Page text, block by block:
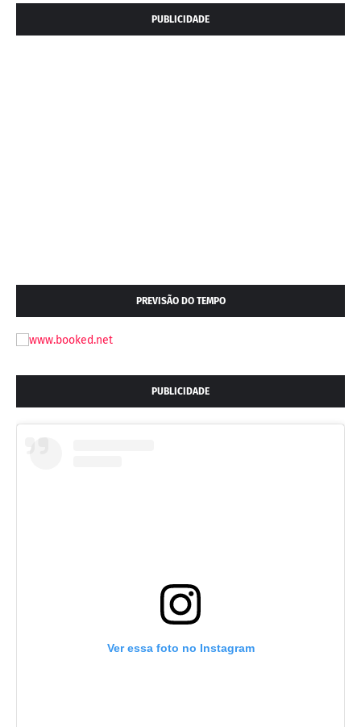
PUBLICIDADE
PREVISÃO DO TEMPO
PUBLICIDADE
Ver essa foto no Instagram